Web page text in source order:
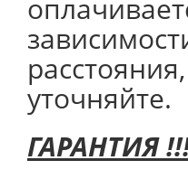
уточняйте.
ГАРАНТИЯ